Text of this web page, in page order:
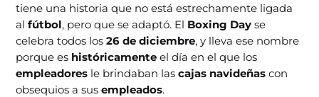
tiene una historia que no está estrechamente ligada
alfútbol, pero que se adaptó. El Boxing Dayse
celebra todos los26 de diciembre, y lleva ese nombre
porque es históricamenteel día en el que los
empleadores le brindaban lascajas navideñascon
obsequios a susempleados.